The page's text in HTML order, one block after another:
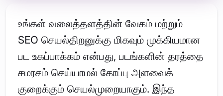
உங்கள் வலைத்தளத்தின் வேகம் மற்றும்
SEO செயல்திறனுக்கு மிகவும் முக்கியமான
பட உகப்பாக்கம் என்பது, படங்களின் தரத்தை
சமரசம் செய்யாமல் கோப்பு அளவைக்
குறைக்கும் செயல்முறையாகும். இந்த